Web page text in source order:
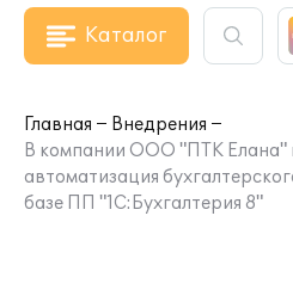
Каталог
Главная
Внедрения
В компании ООО "ПТК Елана"
автоматизация
базе ПП "1С:Бухгалтерия 8"